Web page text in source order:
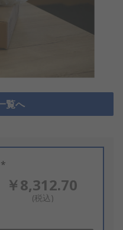
覧へ
￥8,312.70
(税込)